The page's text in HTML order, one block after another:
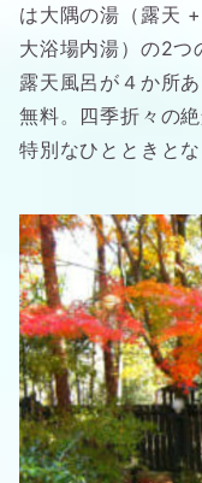
は大隅の湯（露天
大浴場内湯）の2つ
露天風呂が４か所
無料。四季折々の
特別なひとときとな